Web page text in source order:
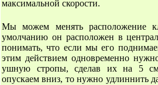
максимальной скорости.
Мы можем менять расположение
умолчанию он расположен в
понимать, что если мы его
этим действием одновременно
ушную стропы, сделав их на 5
опускаем вниз, то нужно удлиннить